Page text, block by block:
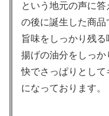
という地元の声に
の後に誕生した商品
旨味をしっかり残
揚げの油分をしっ
快でさっぱりとし
になっております。